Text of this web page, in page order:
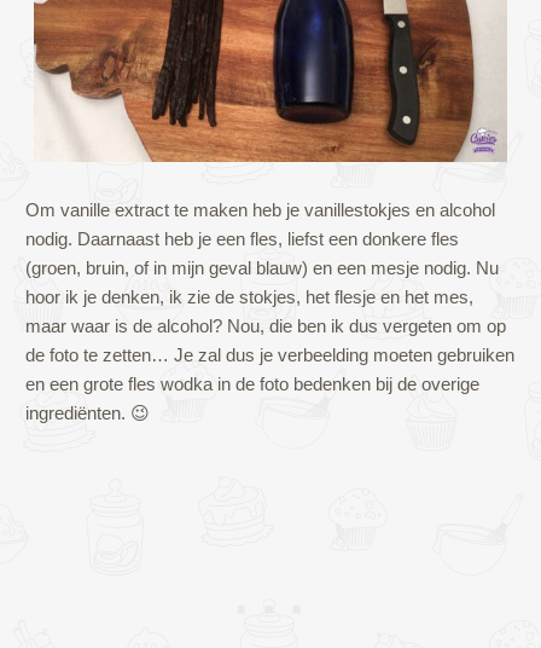
Om vanille extract te maken heb je vanillestokjes en alcohol
nodig. Daarnaast heb je een fles, liefst een donkere fles
(groen, bruin, of in mijn geval blauw) en een mesje nodig. Nu
hoor ik je denken, ik zie de stokjes, het flesje en het mes,
maar waar is de alcohol? Nou, die ben ik dus vergeten om op
de foto te zetten… Je zal dus je verbeelding moeten gebruiken
en een grote fles wodka in de foto bedenken bij de overige
ingrediënten. 😉